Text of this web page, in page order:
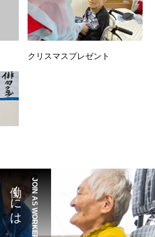
クリスマスプレゼント
JOIN AS WORKER
働くには